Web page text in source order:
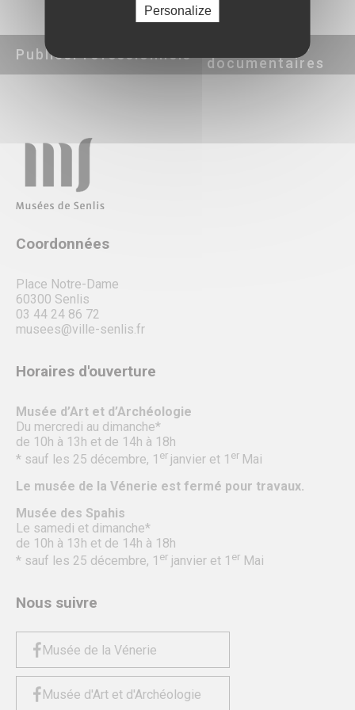
PublicsProfessionnels
Ressources
documentaires
Coordonnées
Place Notre-Dame
60300 Senlis
03 44 24 86 72
musees@ville-senlis.fr
Horaires d'ouverture
Musée d’Art et d’Archéologie
Du mercredi au dimanche*
de 10h à 13h et de 14h à 18h
* sauf les 25 décembre, 1 er janvier et 1 er Mai
Le musée de la Vénerie est fermé pour travaux.
Musée des Spahis
Le samedi et dimanche*
de 10h à 13h et de 14h à 18h
* sauf les 25 décembre, 1 er janvier et 1 er Mai
Nous suivre
Musée de la Vénerie
Musée d'Art et d'Archéologie
Personalize